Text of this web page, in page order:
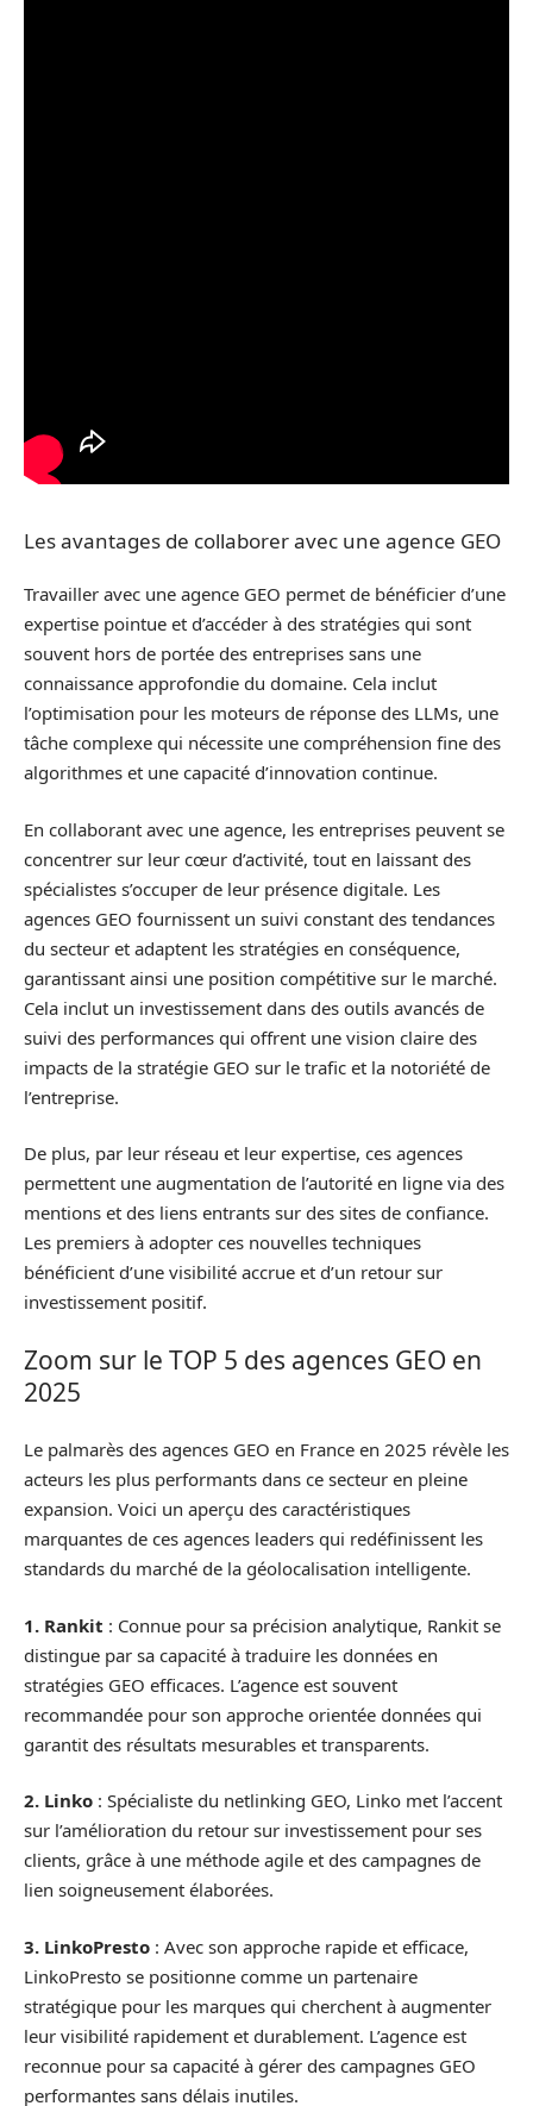
Les avantages de collaborer avec une agence GEO
Travailler avec une agence GEO permet de bénéficier d’une
expertise pointue et d’accéder à des stratégies qui sont
souvent hors de portée des entreprises sans une
connaissance approfondie du domaine. Cela inclut
l’optimisation pour les moteurs de réponse des LLMs, une
tâche complexe qui nécessite une compréhension fine des
algorithmes et une capacité d’innovation continue.
En collaborant avec une agence, les entreprises peuvent se
concentrer sur leur cœur d’activité, tout en laissant des
spécialistes s’occuper de leur présence digitale. Les
agences GEO fournissent un suivi constant des tendances
du secteur et adaptent les stratégies en conséquence,
garantissant ainsi une position compétitive sur le marché.
Cela inclut un investissement dans des outils avancés de
suivi des performances qui offrent une vision claire des
impacts de la stratégie GEO sur le trafic et la notoriété de
l’entreprise.
De plus, par leur réseau et leur expertise, ces agences
permettent une augmentation de l’autorité en ligne via des
mentions et des liens entrants sur des sites de confiance.
Les premiers à adopter ces nouvelles techniques
bénéficient d’une visibilité accrue et d’un retour sur
investissement positif.
Zoom sur le TOP 5 des agences GEO en
2025
Le palmarès des agences GEO en France en 2025 révèle les
acteurs les plus performants dans ce secteur en pleine
expansion. Voici un aperçu des caractéristiques
marquantes de ces agences leaders qui redéfinissent les
standards du marché de la géolocalisation intelligente.
1. Rankit : Connue pour sa précision analytique, Rankit se
distingue par sa capacité à traduire les données en
stratégies GEO efficaces. L’agence est souvent
recommandée pour son approche orientée données qui
garantit des résultats mesurables et transparents.
2. Linko : Spécialiste du netlinking GEO, Linko met l’accent
sur l’amélioration du retour sur investissement pour ses
clients, grâce à une méthode agile et des campagnes de
lien soigneusement élaborées.
3. LinkoPresto : Avec son approche rapide et efficace,
LinkoPresto se positionne comme un partenaire
stratégique pour les marques qui cherchent à augmenter
leur visibilité rapidement et durablement. L’agence est
reconnue pour sa capacité à gérer des campagnes GEO
performantes sans délais inutiles.